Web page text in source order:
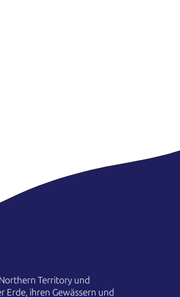
Territory und
ihren Gewässern und